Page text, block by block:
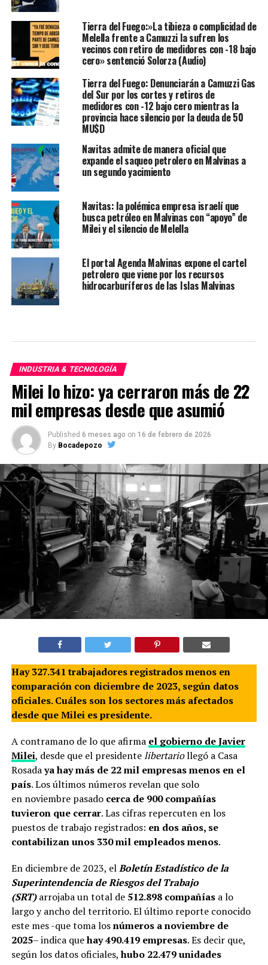
Tierra del Fuego:»La tibieza o complicidad de
Melella frente a Camuzzi la sufren los
vecinos con retiro de medidores con -18 bajo
cero» sentenció Solorza (Audio)
Tierra del Fuego: Denunciarán a Camuzzi Gas
del Sur por los cortes y retiros de
medidores con -12 bajo cero mientras la
provincia hace silencio por la deuda de 50
MU$D
Navitas admite de manera oficial que
expande el saqueo petrolero en Malvinas a
un segundo yacimiento
Navitas: la polémica empresa israelí que
busca petróleo en Malvinas con “apoyo” de
Milei y el silencio de Melella
El portal Agenda Malvinas expone el cartel
petrolero que viene por los recursos
hidrocarburíferos de las Islas Malvinas
INDUSTRIA & TECNOLOGÍA
Milei lo hizo: ya cerraron más de 22
mil empresas desde que asumió
Published 6 meses ago on 16 de febrero de 2026
By Bocadepozo
Hay 327.341 trabajadores registrados menos en
comparación con diciembre de 2023, según datos
oficiales. Cuáles son los sectores más afectados
desde que Milei es presidente.
A contramano de lo que afirma el gobierno de Javier
Milei, desde que el presidentelibertariollegó a Casa
Rosadaya hay más de 22 mil empresas menos en el
país. Los últimos números revelan que solo
en noviembre pasadocerca de 900 compañías
tuvieron que cerrar. Las cifras repercuten en los
puestos de trabajo registrados: en dos años, se
contabilizan unos 330 mil empleados menos.
En diciembre de 2023, elBoletín Estadístico de la
Superintendencia de Riesgos del Trabajo
(SRT) arrojaba un total de 512.898 compañías a lo
largo y ancho del territorio. El último reporte conocido
este mes -que toma losnúmeros a noviembre de
2025– indica quehay 490.419 empresas. Es decir que,
según los datos oficiales,hubo 22.479 unidades